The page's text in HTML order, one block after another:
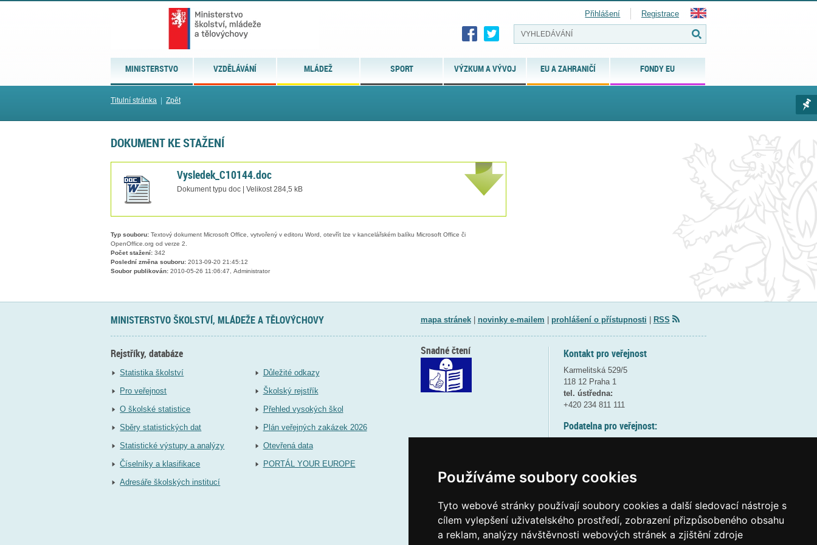
Používáme soubory cookies
Tyto webové stránky používají soubory cookies a další sledovací nástroje s
cílem vylepšení uživatelského prostředí, zobrazení přizpůsobeného obsahu
a reklam, analýzy návštěvnosti webových stránek a zjištění zdroje
MINISTERSTVO VZDĚLÁVÁNÍ MLÁDEŽ SPORT VÝZKUM A VÝVOJ EU A ZAHRANIČÍ FONDY EU
Přihlášení Registrace
Titulní stránka Zpět
DOKUMENT KE STAŽENÍ
Vysledek_C10144.doc
Dokument typu doc | Velikost 284,5 kB
Typ souboru: Textový dokument Microsoft Office, vytvořený v editoru Word, otevřít lze v kancelářském balíku Microsoft Office či
OpenOffice.org od verze 2.
Počet stažení: 342
Poslední změna souboru: 2013-09-20 21:45:12
Soubor publikován: 2010-05-26 11:06:47, Administrator
MINISTERSTVO ŠKOLSTVÍ, MLÁDEŽE A TĚLOVÝCHOVY mapa stránek| novinky e-mailem prohlášení o přístupnosti RSS
Rejstříky, databáze
Statistika školství
Pro veřejnost
O školské statistice
Sběry statistických dat
Statistické výstupy a analýzy
Číselníky a klasifikace
Adresáře školských institucí
Důležité odkazy
Školský rejstřík
Přehled vysokých škol
Plán veřejných zakázek 2026
Otevřená data
PORTÁL YOUR EUROPE
Kontakt pro veřejnost
Karmelitská 529/5
118 12 Praha 1
tel. ústředna:
+420 234 811 111
Podatelna pro veřejnost:
(více informací
Elektronická podatelna:
posta@msmtgov cz
Snadné čtení